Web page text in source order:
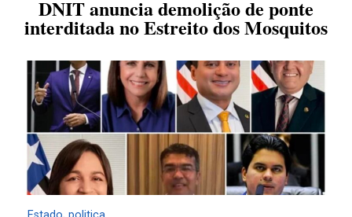
DNIT anuncia demolição de ponte
interditada no Estreito dos Mosquitos